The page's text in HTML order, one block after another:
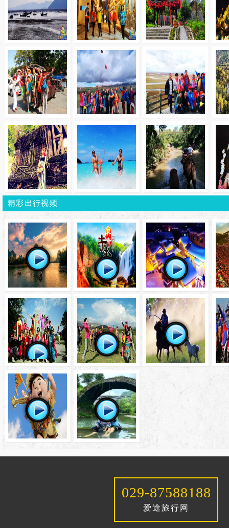
欣赏美图
车漫游
欣赏美图
2021湘西尖多多
欣赏美图
2019年5月缅甸风
12月17日柬埔
老挝琅勃拉邦
界遗迹 泰国
欣赏美图
邂逅异域
疆 在9月
季节 走
片醉
欣赏美图
9月8日邂逅异域
风景 新疆 在9月
最灿烂的季节 走
进这片醉
欣赏美图
9月8日邂逅异域
风景 新疆 在9月
进这片醉
10月22日残壁
痕的微笑 柬埔
邦 万荣万
2016年10月柬
埔寨吴哥
欣赏美图
2016年10月
国斯米兰群
日残壁断
柬埔寨
秘琅勃拉
荣万
欣赏美图
10月22日残壁断
痕的微笑 柬埔寨
吴哥 神秘琅勃拉
邦 万荣万
欣赏美图
10月26日越南下
龙湾 河内 岘港 芽
庄 胡志明 柬埔寨
金边
精彩出行视频
印象阳朔
2017春节云
民族风
内蒙大草原东
三省自由行
爱途官宣 秘境湘西
029-87588188
爱途旅行网